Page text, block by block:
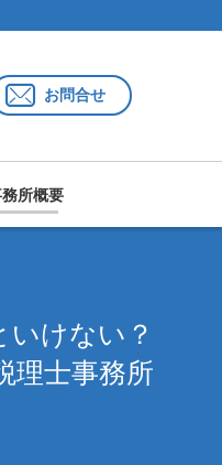
お問合せ
所概要
けない？
理士事務所